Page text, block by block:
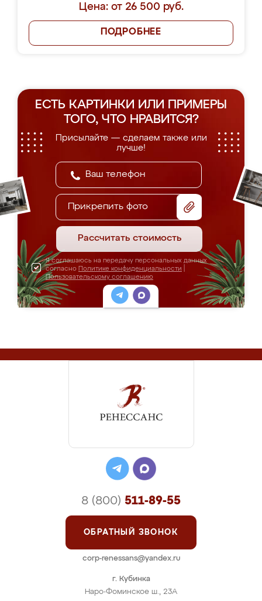
Цена: от 26 500 руб.
ПОДРОБНЕЕ
ЕСТЬ КАРТИНКИ ИЛИ ПРИМЕРЫ
ТОГО, ЧТО НРАВИТСЯ?
Присылайте — сделаем также или
лучше!
Прикрепить фото
Рассчитать стоимость
Я соглашаюсь на передачу персональных данных
согласно Политике конфиденциальности
Пользовательскому соглашению
г. Кубинка
Наро-Фоминское ш., 23А
8 (800) 511-89-55
ОБРАТНЫЙ ЗВОНОК
corp-renessans@yandex.ru